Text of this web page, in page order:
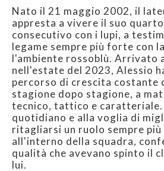
Nato il 21 maggio 2002, il
appresta a vivere il suo
consecutivo con i lupi, a
legame sempre più forte con
l'ambiente rossoblù. Arrivato
nell'estate del 2023, Alessio
percorso di crescita costante
stagione dopo stagione, a
tecnico, tattico e caratteriale.
quotidiano e alla voglia di
ritagliarsi un ruolo sempre
all'interno della squadra,
qualità che avevano spinto il
lui.